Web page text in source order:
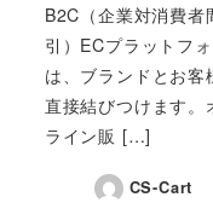
B2C（企業対消費者
引）ECプラットフ
は、ブランドとお客
直接結びつけます。
ライン販 […]
CS-Cart